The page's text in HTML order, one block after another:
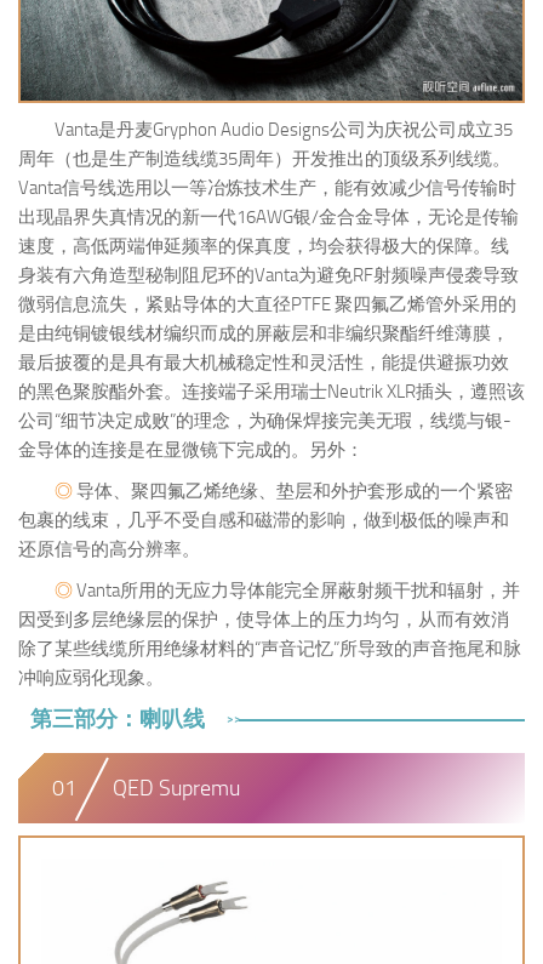
Vanta是丹麦Gryphon Audio Designs公司为庆祝公司成立35
周年（也是生产制造线缆35周年）开发推出的顶级系列线缆。
Vanta信号线选用以一等冶炼技术生产，能有效减少信号传输时
出现晶界失真情况的新一代16AWG银/金合金导体，无论是传输
速度，高低两端伸延频率的保真度，均会获得极大的保障。线
身装有六角造型秘制阻尼环的Vanta为避免RF射频噪声侵袭导致
微弱信息流失，紧贴导体的大直径PTFE 聚四氟乙烯管外采用的
是由纯铜镀银线材编织而成的屏蔽层和非编织聚酯纤维薄膜，
最后披覆的是具有最大机械稳定性和灵活性，能提供避振功效
的黑色聚胺酯外套。连接端子采用瑞士Neutrik XLR插头，遵照该
公司“细节决定成败”的理念，为确保焊接完美无瑕，线缆与银-
金导体的连接是在显微镜下完成的。另外：
◎导体、聚四氟乙烯绝缘、垫层和外护套形成的一个紧密
包裹的线束，几乎不受自感和磁滞的影响，做到极低的噪声和
还原信号的高分辨率。
◎Vanta所用的无应力导体能完全屏蔽射频干扰和辐射，并
因受到多层绝缘层的保护，使导体上的压力均匀，从而有效消
除了某些线缆所用绝缘材料的“声音记忆”所导致的声音拖尾和脉
冲响应弱化现象。
第三部分：喇叭线 >>
01 QED Supremu